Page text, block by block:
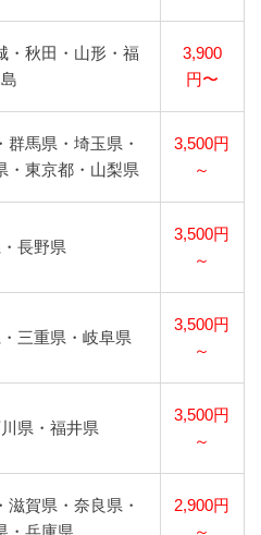
・秋田・山形・福
島
3,900
円〜
群馬県・埼玉県・
・東京都・山梨県
3,500円
～
長野県
3,500円
～
三重県・岐阜県
3,500円
～
県・福井県
3,500円
～
滋賀県・奈良県・
2,900円